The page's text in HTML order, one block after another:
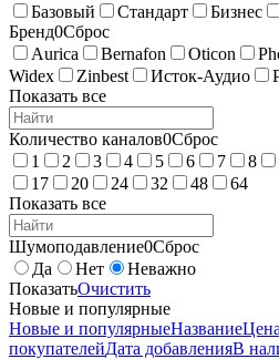
Базовый
Стандарт Бизнес
Бренд0Сброс
Aurica
Bernafon Oticon
Widex
Zinbest Исток-Аудио
Показать все
Количество каналов0Сброс
1
2 3 4 5 6 7 8
17
20 24 32 48
64
Показать все
Шумоподавление0Сброс
Да
Нет
Неважно
ПоказатьОчистить
Новые и популярные
Новые и популярныеНазваниеЦена
покупателейДата добавленияВ